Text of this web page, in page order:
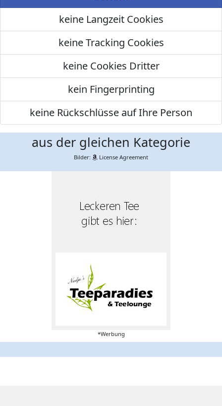
keine Langzeit Cookies
keine Tracking Cookies
keine Cookies Dritter
kein Fingerprinting
keine Rückschlüsse auf Ihre Person
aus der gleichen Kategorie
Bilder: License Agreement
*Werbung